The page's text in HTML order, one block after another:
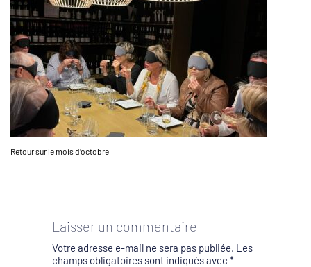
Retour sur le mois d’octobre
Laisser un commentaire
Votre adresse e-mail ne sera pas publiée. Les
champs obligatoires sont indiqués avec *